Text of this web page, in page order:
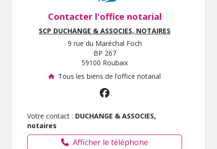
Contacter l'office notarial
SCP DUCHANGE & ASSOCIES, NOTAIRES
9 rue du Maréchal Foch
BP 267
59100 Roubaix
Tous les biens de l’office notarial
Votre contact : DUCHANGE & ASSOCIES,
notaires
Afficher le téléphone